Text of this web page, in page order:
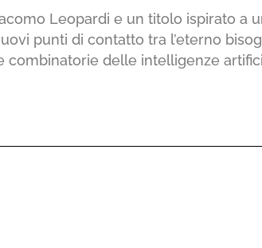
Leopardi e un titolo ispirato a
punti di contatto tra l’eterno
combinatorie delle intelligenze